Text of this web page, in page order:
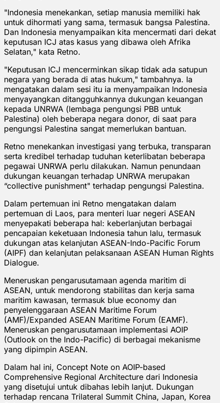
"Indonesia menekankan, setiap manusia memiliki hak
untuk dihormati yang sama, termasuk bangsa Palestina.
Dan Indonesia menyampaikan kita mencermati dari dekat
keputusan ICJ atas kasus yang dibawa oleh Afrika
Selatan," kata Retno.
"Keputusan ICJ mencerminkan sikap tidak ada satupun
negara yang berada di atas hukum," tambahnya. Ia
mengatakan dalam sesi itu ia menyampaikan Indonesia
menyayangkan ditangguhkannya dukungan keuangan
kepada UNRWA (lembaga pengungsi PBB untuk
Palestina) oleh beberapa negara donor, di saat para
pengungsi Palestina sangat memerlukan bantuan.
Retno menekankan investigasi yang terbuka, transparan
serta kredibel terhadap tuduhan keterlibatan beberapa
pegawai UNRWA perlu dilakukan. Namun penundaan
dukungan keuangan terhadap UNRWA merupakan
“collective punishment" terhadap pengungsi Palestina.
Dalam pertemuan ini Retno mengatakan dalam
pertemuan di Laos, para menteri luar negeri ASEAN
menyepakati beberapa hal: keberlanjutan berbagai
pencapaian keketuaan Indonesia tahun lalu, termasuk
dukungan atas kelanjutan ASEAN-Indo-Pacific Forum
(AIPF) dan kelanjutan pelaksanaan ASEAN Human Rights
Dialogue.
Meneruskan pengarusutamaan agenda maritim di
ASEAN, untuk mendorong stabilitas dan kerja sama
maritim kawasan, termasuk blue economy dan
penyelenggaraan ASEAN Maritime Forum
(AMF)/Expanded ASEAN Maritime Forum (EAMF).
Meneruskan pengarusutamaan implementasi AOIP
(Outlook on the Indo-Pacific) di berbagai mekanisme
yang dipimpin ASEAN.
Dalam hal ini, Concept Note on AOIP-based
Comprehensive Regional Architecture dari Indonesia
yang disetujui untuk dibahas lebih lanjut. Dukungan
terhadap rencana Trilateral Summit China, Japan, Korea